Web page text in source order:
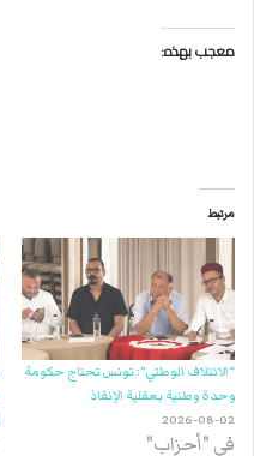
معجب بهذه:
مرتبط
“الائتلاف الوطني”: تونس تحتاج حكومة
وحدة وطنية بعقلية الإنقاذ
2026-08-02
في "أحزاب"